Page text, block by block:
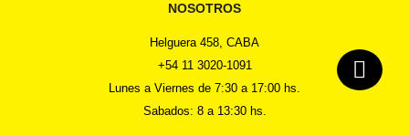
NOSOTROS
Helguera 458, CABA
+54 11 3020-1091
Lunes a Viernes de 7:30 a 17:00 hs.
Sabados: 8 a 13:30 hs.